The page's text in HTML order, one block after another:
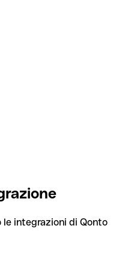
le integrazioni di Qonto